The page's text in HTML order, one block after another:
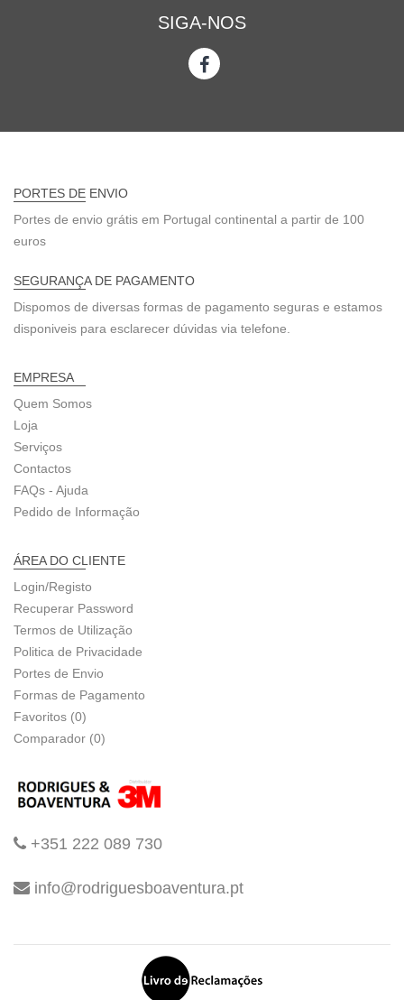
SIGA-NOS
PORTES DE ENVIO
Portes de envio grátis em Portugal continental a partir de 100
euros
SEGURANÇA DE PAGAMENTO
Dispomos de diversas formas de pagamento seguras e estamos
disponiveis para esclarecer dúvidas via telefone.
EMPRESA
Quem Somos
Loja
Serviços
Contactos
FAQs - Ajuda
Pedido de Informação
ÁREA DO CLIENTE
Login/Registo
Recuperar Password
Termos de Utilização
Politica de Privacidade
Portes de Envio
Formas de Pagamento
Favoritos (0)
Comparador (0)
+351 222 089 730
info@rodriguesboaventura.pt